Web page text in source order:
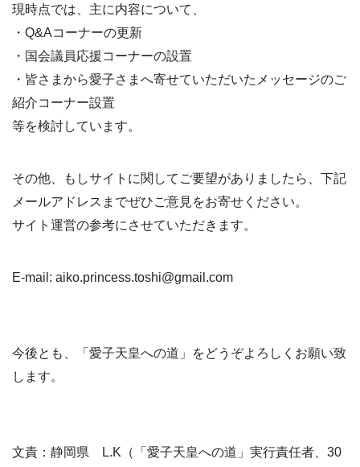
現時点では、主に内容について、
・Q&Aコーナーの更新
・国会議員応援コーナーの設置
・皆さまから愛子さまへ寄せていただいたメッセージのご
紹介コーナー設置
等を検討しています。
その他、もしサイトに関してご要望がありましたら、下記
メールアドレスまでぜひご意見をお寄せください。
サイト運営の参考にさせていただきます。
E-mail: aiko.princess.toshi@gmail.com
今後とも、「愛子天皇への道」をどうぞよろしくお願い致
します。
文責：静岡県 L.K（「愛子天皇への道」実行責任者、30